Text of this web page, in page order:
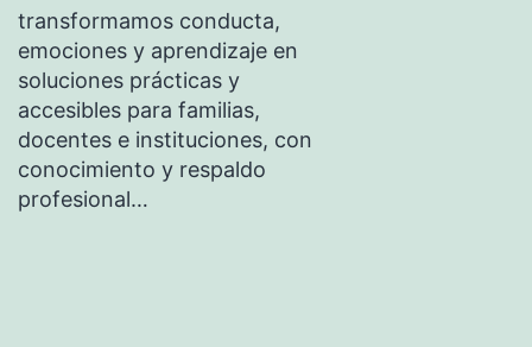
transformamos conducta,
emociones y aprendizaje en
soluciones prácticas y
accesibles para familias,
docentes e instituciones, con
conocimiento y respaldo
profesional…